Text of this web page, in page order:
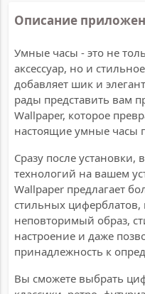
Описание
Умные часы - это не
аксессуар, но и
добавляет шик и
рады представить вам
Wallpaper, которое
настоящие умные часы
Сразу после
технологий на вашем
Wallpaper предлагает
стильных
неповторимый образ,
настроение и даже
принадлежность к
Вы сможете выбрать